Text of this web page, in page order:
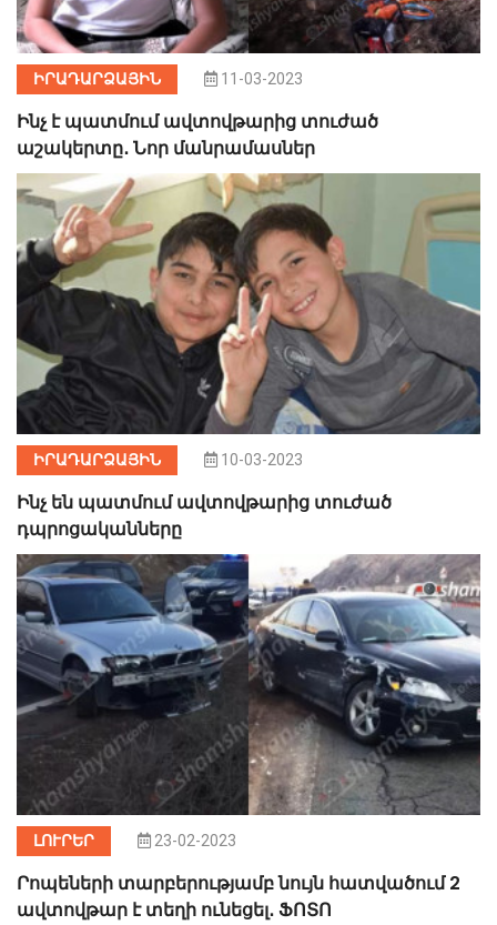
ԻՐԱԴԱՐՁԱՅԻՆ 11-03-2023
Ինչ է պատմում ավտովթարից տուժած
աշակերտը․ Նոր մանրամասներ
ԻՐԱԴԱՐՁԱՅԻՆ 10-03-2023
Ինչ են պատմում ավտովթարից տուժած
դպրոցականները
ԼՈՒՐԵՐ 23-02-2023
Րոպեների տարբերությամբ նույն հատվածում 2
ավտովթար է տեղի ունեցել․ ՖՈՏՈ